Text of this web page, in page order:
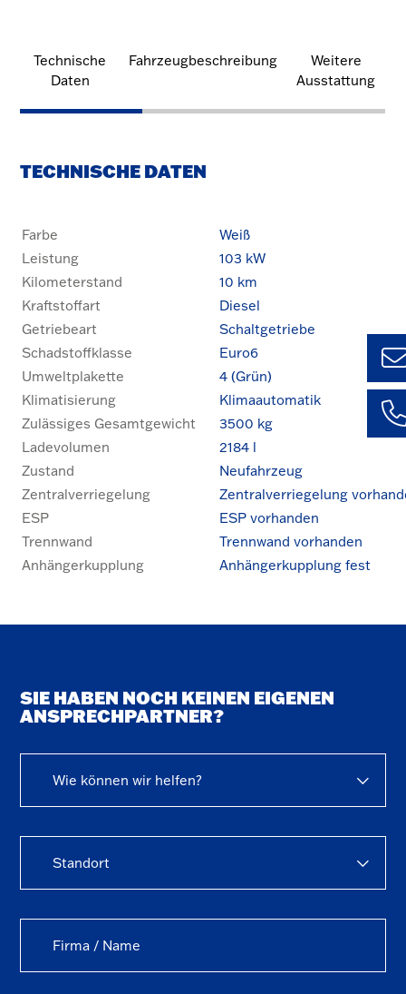
+49
1435
Technische
Daten
Fahrzeugbeschreibung
Weitere
Ausstattung
TECHNISCHE DATEN
Farbe
Weiß
Leistung
103 kW
Kilometerstand
10 km
Kraftstoffart
Diesel
Getriebeart
Schaltgetriebe
Schadstoffklasse
Euro6
Umweltplakette
4 (Grün)
Klimatisierung
Klimaautomatik
Zulässiges Gesamtgewicht
3500 kg
Ladevolumen
2184 l
Zustand
Neufahrzeug
Zentralverriegelung
Zentralverriegelung
ESP
ESP vorhanden
Trennwand
Trennwand vorhanden
Anhängerkupplung
Anhängerkupplung fest
SIE HABEN NOCH KEINEN EIGENEN
ANSPRECHPARTNER?
Wie können wir helfen?
Standort